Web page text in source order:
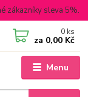
zákazníky sleva 5%.
Menu
0 ks
za 0,00 Kč